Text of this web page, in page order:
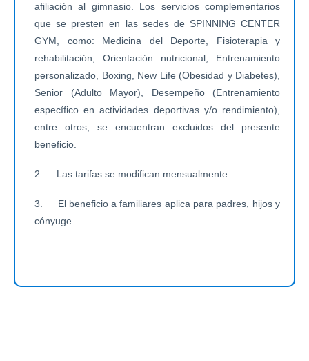
afiliación al gimnasio. Los servicios complementarios
que se presten en las sedes de SPINNING CENTER
GYM, como: Medicina del Deporte, Fisioterapia y
rehabilitación, Orientación nutricional, Entrenamiento
personalizado, Boxing, New Life (Obesidad y Diabetes),
Senior (Adulto Mayor), Desempeño (Entrenamiento
específico en actividades deportivas y/o rendimiento),
entre otros, se encuentran excluidos del presente
beneficio.
2. Las tarifas se modifican mensualmente.
3. El beneficio a familiares aplica para padres, hijos y
cónyuge.